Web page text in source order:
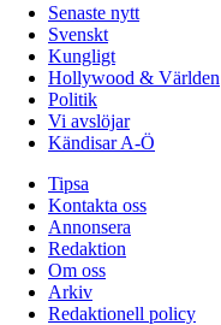
Senaste nytt
Svenskt
Kungligt
Hollywood & Världen
Politik
Vi avslöjar
Kändisar A-Ö
Tipsa
Kontakta oss
Annonsera
Redaktion
Om oss
Arkiv
Redaktionell policy